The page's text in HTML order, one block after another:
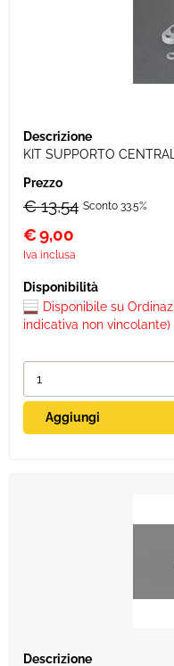
KIT SUPPORTO
€ 13,54 Sconto 33.5%
€9,00
Iva inclusa
Disponibile su
indicativa non vincolante)